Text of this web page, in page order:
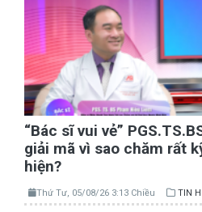
“Bác sĩ vui vẻ”
giải mã vì sao chăm rất
hiện?
Thứ Tư, 05/08/26 3:13 Chiều TIN